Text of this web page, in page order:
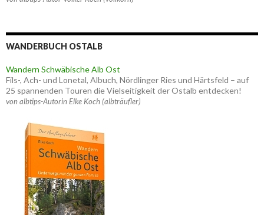
WANDERBUCH OSTALB
Wandern Schwäbische Alb Ost
Fils-, Ach- und Lonetal, Albuch, Nördlinger Ries und Härtsfeld – auf
25 spannenden Touren die Vielseitigkeit der Ostalb entdecken!
von albtips-Autorin Elke Koch (albträufler)